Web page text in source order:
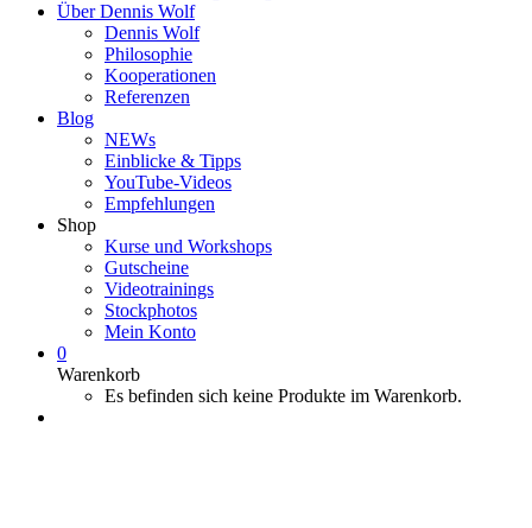
Über Dennis Wolf
Dennis Wolf
Philosophie
Kooperationen
Referenzen
Blog
NEWs
Einblicke & Tipps
YouTube-Videos
Empfehlungen
Shop
Kurse und Workshops
Gutscheine
Videotrainings
Stockphotos
Mein Konto
0
Warenkorb
Es befinden sich keine Produkte im Warenkorb.